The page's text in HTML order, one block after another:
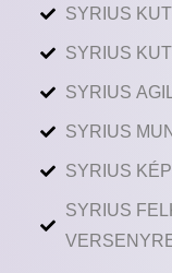
SYRIUS
SYRIUS
SYRIUS
SYRIUS
SYRIUS
SYRIUS